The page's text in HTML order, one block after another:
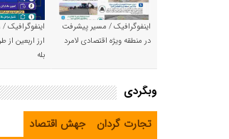
اینفوگرافیک / مسیر پیشرفت
در منطقه ویژه اقتصادی لامرد
اینفوگرافیک
ارز اربعین از
بله
وبگردی
تجارت گردان
جهش اقتصاد